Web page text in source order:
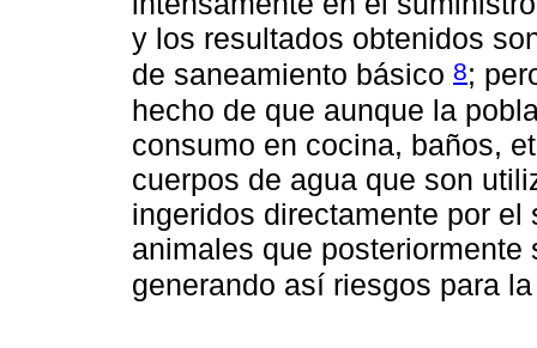
y los resultados obtenidos
de saneamiento básico 8;
hecho de que aunque la
consumo en cocina, baños,
cuerpos de agua que son
ingeridos directamente por
animales que
generando así riesgos para